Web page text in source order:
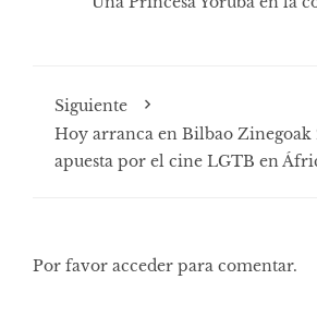
Siguiente
Hoy arranca en Bilbao Zinegoak
apuesta por el cine LGTB en
Por favor acceder para comentar.